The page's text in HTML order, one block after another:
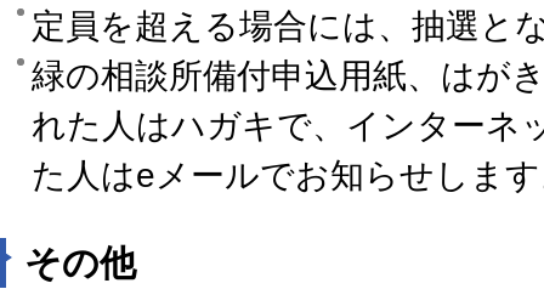
定員を超える場合には、抽選と
緑の相談所備付申込用紙、はが
れた人はハガキで、インターネ
た人はeメールでお知らせしま
その他